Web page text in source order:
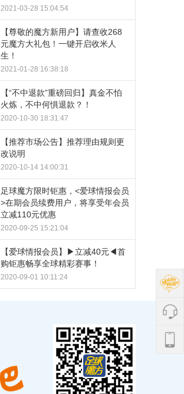
2021-03-28 15:04:54
【尊敬的魔方新用户】请查收268
元魔方大礼包！一键开启收米人
生！
2021-01-28 16:38:18
【“不中退款”重磅回归】真金不怕
火炼，不中何惧退款？！
2020-10-30 18:31:47
【推荐市场公告】推荐理由规则更
改说明
2020-10-14 14:00:31
足球魔方限时钜惠，<爱球情报会员
>在期会员续费用户，将享受年会员
立减110元优惠
2020-09-25 15:21:04
【爱球情报会员】▶立减40元◀首
购钜惠畅享全球精彩赛事！
2020-09-01 10:11:24